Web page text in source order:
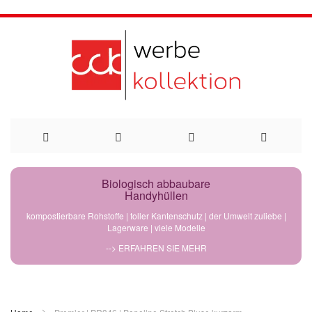
Direkt
Biologisch abbaubare
Handyhüllen
kompostierbare Rohstoffe | toller Kantenschutz | der Umwelt zuliebe |
Lagerware | viele Modelle
--> ERFAHREN SIE MEHR